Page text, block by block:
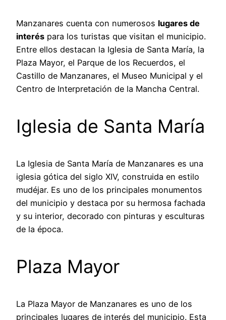
Manzanares cuenta con numerosos lugares de
interés para los turistas que visitan el municipio.
Entre ellos destacan la Iglesia de Santa María, la
Plaza Mayor, el Parque de los Recuerdos, el
Castillo de Manzanares, el Museo Municipal y el
Centro de Interpretación de la Mancha Central.
Iglesia de Santa María
La Iglesia de Santa María de Manzanares es una
iglesia gótica del siglo XIV, construida en estilo
mudéjar. Es uno de los principales monumentos
del municipio y destaca por su hermosa fachada
y su interior, decorado con pinturas y esculturas
de la época.
Plaza Mayor
La Plaza Mayor de Manzanares es uno de los
principales lugares de interés del municipio. Esta